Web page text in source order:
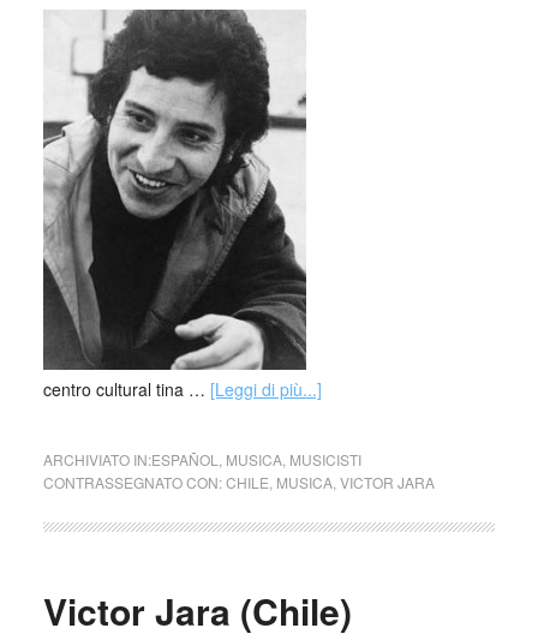
centro cultural tina … [Leggi di più...]
ARCHIVIATO IN:ESPAÑOL MUSICA, MUSICISTI
CONTRASSEGNATO CON:CHILE MUSICA, VICTOR JARA
Victor Jara (Chile)